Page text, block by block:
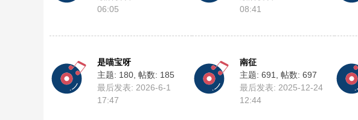
06:05
08:41
是喵宝呀
主题: 180 帖数: 185
最后发表: 2026-6-1
17:47
南征
主题: 691
帖数: 697
最后发表: 2025-12-24
12:44